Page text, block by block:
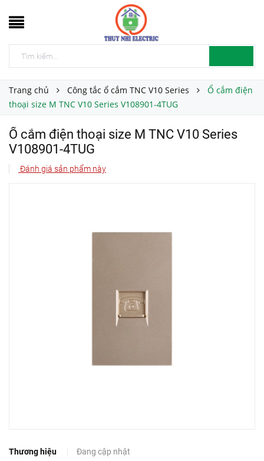
Trang chủ Công tắc ổ cắm TNC V10 Series
Ổ cắm điện
thoại size M TNC V10 Series V108901-4TUG
Ổ cắm điện thoại size M TNC V10 Series
V108901-4TUG
Đánh giá sản phẩm này
Thương hiệu
Đang cập nhật